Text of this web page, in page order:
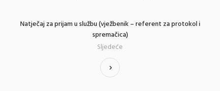
Natječaj za prijam u službu (vježbenik – referent za protokol i
spremačica)
Sljedeće